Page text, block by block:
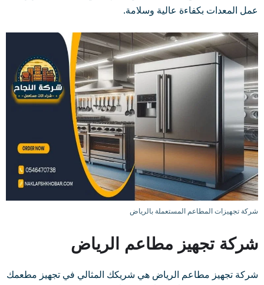
عمل المعدات بكفاءة عالية وسلامة.
شركة تجهيزات المطاعم المستعملة بالرياض
شركة تجهيز مطاعم الرياض
شركة تجهيز مطاعم الرياض هي شريكك المثالي في تجهيز مطعمك